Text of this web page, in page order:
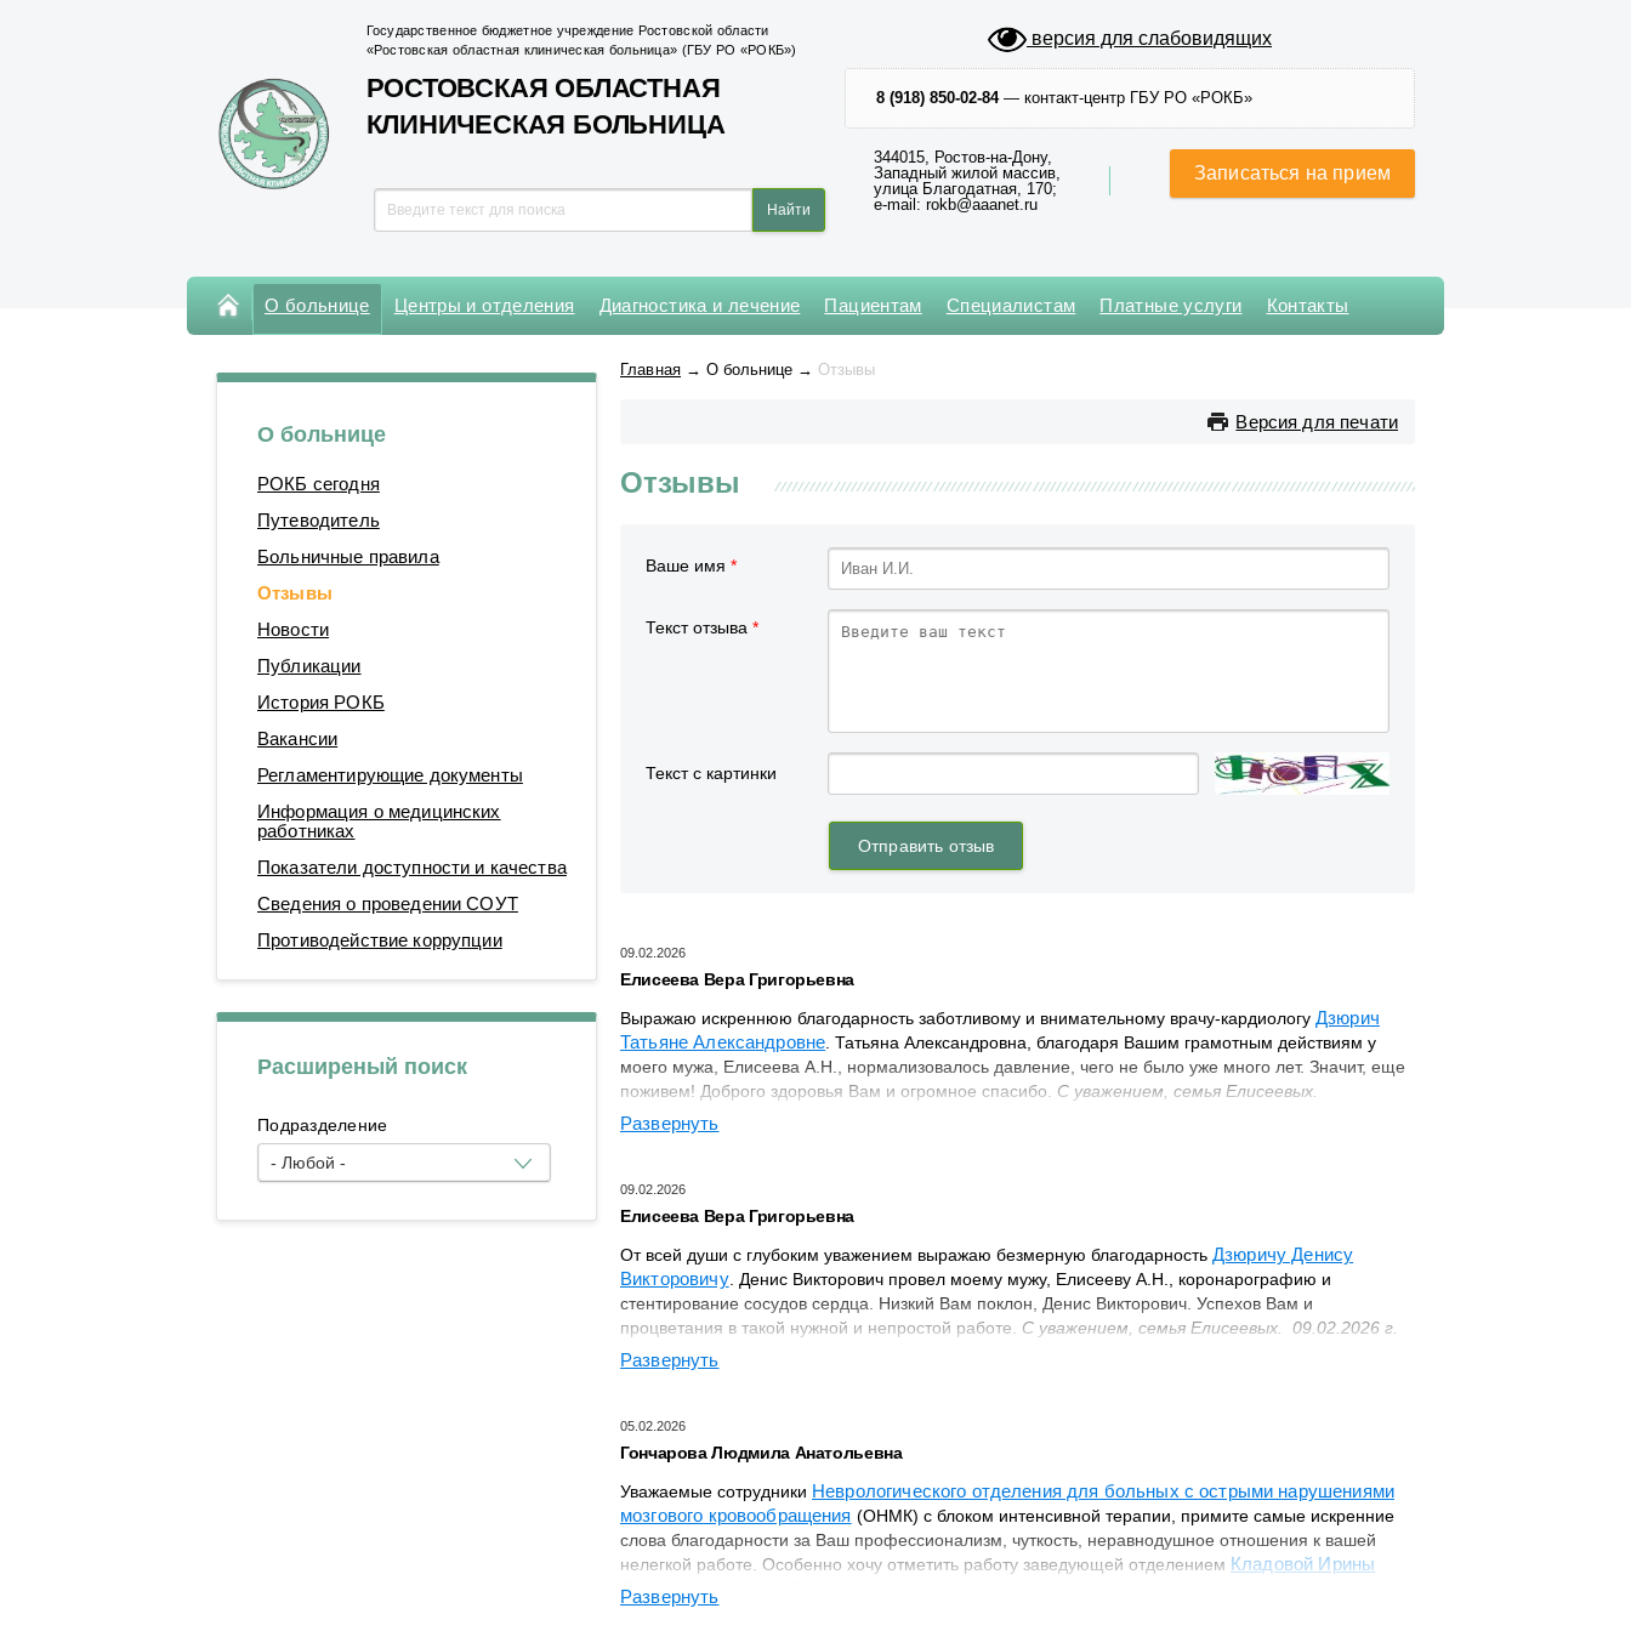
Государственное бюджетное учреждение Ростовской области
«Ростовская областная клиническая больница» (ГБУ РО «РОКБ»)
РОСТОВСКАЯ ОБЛАСТНАЯ
КЛИНИЧЕСКАЯ БОЛЬНИЦА
версия для слабовидящих
8 (918) 850-02-84— контакт-центр ГБУ РО «РОКБ»
344015, Ростов-на-Дону,
Западный жилой массив,
улица Благодатная, 170;
e-mail: rokb@aaanet.ru
Записаться на прием
О больнице Центры и отделения
центра
Кардиохирургический центр
координации донорства
Отделения
Абдоминальной и
Анестезиологии-реанимации
для взрослого населения № 3
коронарным синдромом
Неврологическое
Неврологическое для
больных с острыми
нарушениями мозгового
кровообращения
Противоопухолевой
лекарственной терапии
Пульмонологическое
Радионуклидной диагностики
лечения № 1
Рентгенохирургических
методов диагностики и
Физиотерапевтическое
Функциональной диагностики
электрокардиостимуляции
Хирургическое № 3
Лаборатории
Клинико-диагностическая №1
Операционный блок № 1
Диагностика и лечение Пациентам Специалистам Платные услуги Контакты
О больнице
РОКБ сегодня
Путеводитель
Больничные правила
Отзывы
Новости
Публикации
История РОКБ
Вакансии
Регламентирующие документы
Информация о медицинских
работниках
Показатели доступности и качества
Сведения о проведении СОУТ
Противодействие коррупции
Расширеный поиск
- Любой -
Подразделение
Главная →О больнице → Отзывы
Версия для печати
Отзывы
Ваше имя *
Текст отзыва *
09.02.2026
Елисеева Вера Григорьевна
Выражаю искреннюю благодарность заботливому и внимательному врачу-кардиологу Дзюрич
Татьяне Александровне . Татьяна Александровна, благодаря Вашим грамотным действиям у
моего мужа, Елисеева А.Н., нормализовалось давление, чего не было уже много лет. Значит, еще
поживем! Доброго здоровья Вам и огромное спасибо. С уважением, семья Елисеевых.
Развернуть
09.02.2026
Елисеева Вера Григорьевна
От всей души с глубоким уважением выражаю безмерную благодарность Дзюричу Денису
Викторовичу. Денис Викторович провел моему мужу, Елисееву А.Н., коронарографию и
стентирование сосудов сердца. Низкий Вам поклон, Денис Викторович. Успехов Вам и
процветания в такой нужной и непростой работе. С уважением, семья Елисеевых. 09.02.2026 г.
Развернуть
05.02.2026
Гончарова Людмила Анатольевна
Уважаемые сотрудники Неврологического отделения для больных с острыми нарушениями
мозгового кровообращения (ОНМК) с блоком интенсивной терапии, примите самые искренние
слова благодарности за Ваш профессионализм, чуткость, неравнодушное отношения к вашей
нелегкой работе. Особенно хочу отметить работу заведующей отделением Кладовой Ирины
Владимировны
где каждый сотрудник, начиная от санитарки и до специалиста высшего уровня,
Развернуть